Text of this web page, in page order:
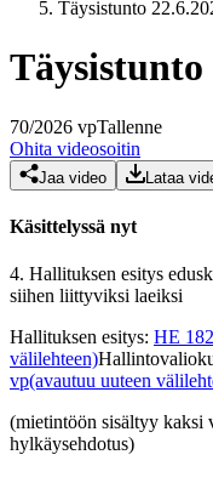
Täysistunto
Täysistunto
70/2026 vpTallenne
Ohita videosoitin
Jaa video Lataa
Käsittelyssä nyt
4. Hallituksen esitys
siihen liittyviksi laeiksi
Hallituksen esitys: HE
välilehteen)
vp(avautuu uuteen
(mietintöön sisältyy kaksi
hylkäysehdotus)